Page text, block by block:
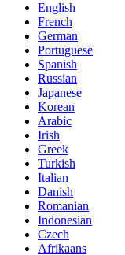
English
French
German
Portuguese
Spanish
Russian
Japanese
Korean
Arabic
Irish
Greek
Turkish
Italian
Danish
Romanian
Indonesian
Czech
Afrikaans